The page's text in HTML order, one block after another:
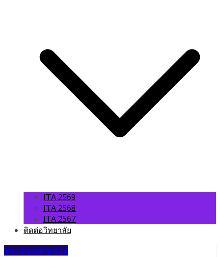
ITA 2569
ITA 2568
ITA 2567
ติดต่อวิทยาลัย
ข่าวประชาสัมพันธ์